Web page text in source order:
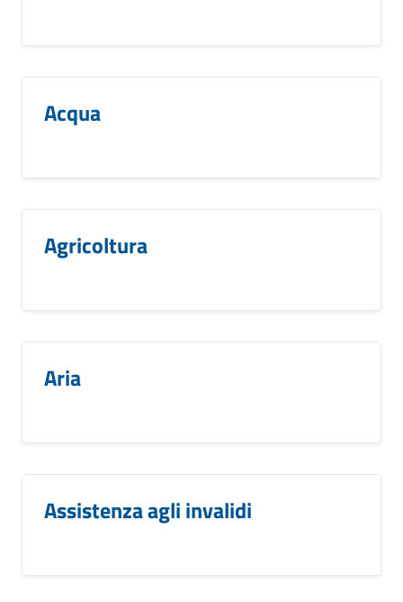
Acqua
Agricoltura
Aria
Assistenza agli invalidi